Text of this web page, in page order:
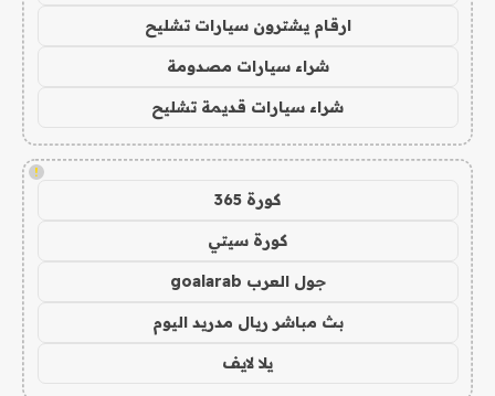
ارقام يشترون سيارات تشليح
شراء سيارات مصدومة
شراء سيارات قديمة تشليح
!
كورة 365
كورة سيتي
جول العرب goalarab
بث مباشر ريال مدريد اليوم
يلا لايف